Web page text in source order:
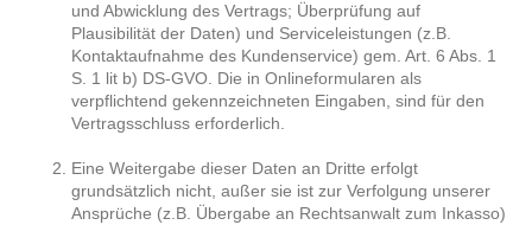
und Abwicklung des Vertrags; Überprüfung auf
Plausibilität der Daten) und Serviceleistungen (z.B.
Kontaktaufnahme des Kundenservice) gem. Art. 6 Abs. 1
S. 1 lit b) DS-GVO. Die in Onlineformularen als
verpflichtend gekennzeichneten Eingaben, sind für den
Vertragsschluss erforderlich.
Eine Weitergabe dieser Daten an Dritte erfolgt
grundsätzlich nicht, außer sie ist zur Verfolgung unserer
Ansprüche (z.B. Übergabe an Rechtsanwalt zum Inkasso)